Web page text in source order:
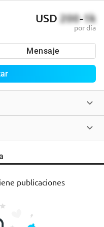
USD 200-1k
por día
Mensaje
publicaciones